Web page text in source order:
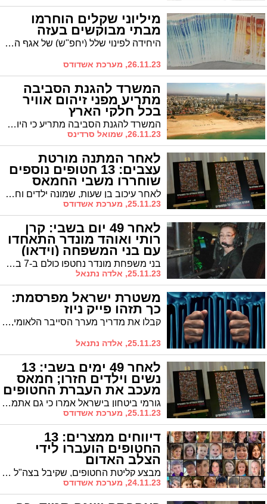
מיליוני שקלים הוחרמו
מבתי מבוקשים בעזה
היחידה לפינוי שלל (יחפ"ש) של אגף הטכנולוגיה ולוגיסטיקה בצה"ל, החרימה 5 מיליון שקלים, שנתפסו מתחילת הכניסה הקרקעית לעזה.
26.11.23, מערכת אשדודס
המשרד להגנת הסביבה
מתריע מפני זיהום אוויר
בכל חלקי הארץ
המשרד להגנת הסביבה מתריע כי היום (א') שורר זיהום אוויר גבוה עד גבוה מאוד בכל אזורי הארץ - בשל ריכוזים גבוהים של חלקיקים נשימים. לאוכלוסיות רגישות מומלץ להימנע מפעילות גופנית מאומצת בחוץ ולאוכלוסייה הרגילה לצמצם אותה
26.11.23, שמואל סרדינס
לאחר המתנה מורטת
עצבים: 13 חטופים נוספים
שוחררו משבי החמאס
לאחר עיכוב בן שעות, שמונה ילדים וחמש נשים, שנחטפו לרצועת עזה בבוקר שמחת תורה האחרון, שוחררו הלילה משבי חמאס ברצועת עזה, במסגרת הפעימה השנייה של העסקה.
25.11.23, מערכת אשדודס
לאחר 49 יום בשבי: קרן
רותי ואוהד מונדר התאחדו
עם בני המשפחה (וידאו)
בני משפחת מונדר נחטפו כולם ב-7 באוקטובר מניר עוז: הסבא והסבתא אברהם ורותי מונדר, תושבי ניר עוז בני 78, והאם קרן מונדר (54) והנכד אוהד מונדר-זכרי (9) מכפר סבא, שהגיעו לבקר אותם באותו סוף שבוע ונשארו ללון. בנם הנוסף של אברהם ורותי, רועי מונדר ז"ל, נרצח. אמש הם שוחררו משבי החמאס והתאחדו עם בני המשפחה בבית החולים שניידר וסבא אברהם נותר עדין בשבי.
25.11.23, אלדה נתנאל
משטרת ישראל מפרסמת:
כך תזהו פייק ניוז
קבלו את מדריך מערך הסייבר הלאומי, משטרת ישראל ופיקוד העורף המציע דרכי התמודדות ועקרונות להבחנה בין "פייק" ל-"ניוז".
25.11.23, אלדה נתנאל
לאחר 49 ימים בשבי: 13
נשים וילדים חזרו; חמאס
מעכב את העברת החטופים
הנוספים גורמי ביטחון בישראל אמרו כי גם אתמול "חמאס שיחק ברגעים האחרונים, ושינה את נתיב הנסיעה והעברת החטופים בניגוד לתכנון". עוד הבהירו: "חמאס יודע שאם החטופים לא ישוחררו עד חצות - צה"ל יחזור לתמרן במלחמה - ולכן הוא מנסה לשלוט בנרטיב"
25.11.23, מערכת אשדודס
דיווחים ממצרים: 13
החטופים הועברו לידי
הצלב האדום
מבצע קליטת החטופים, שקיבל בצה"ל את השם "דלתות שמיים", יצא לדרך (שישי) בשעה 16:00 כאשר 13 חטופים ראשונים משוחררים מהשבי. מדובר בחטופים שהוחזקו בדרום הרצועה.
24.11.23, מערכת אשדודס